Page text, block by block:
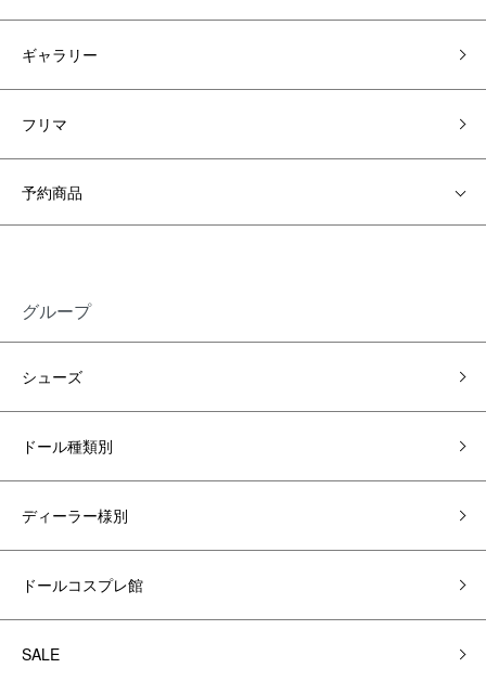
ギャラリー
フリマ
予約商品
グループ
シューズ
ドール種類別
ディーラー様別
ドールコスプレ館
SALE